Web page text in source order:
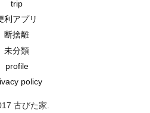
trip
利アプリ
断捨離
未分類
profile
policy
古びた家.